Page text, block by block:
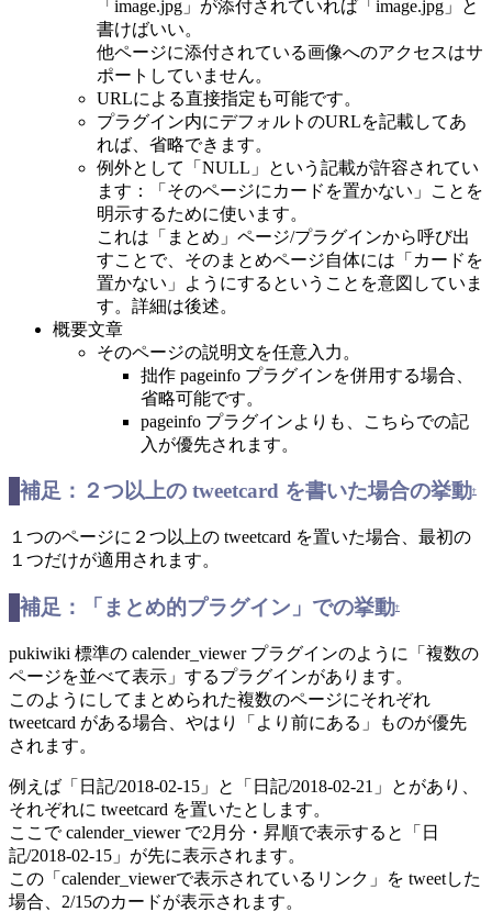
「image.jpg」が添付されていれば「image.jpg」と
書けばいい。
他ページに添付されている画像へのアクセスはサ
ポートしていません。
URLによる直接指定も可能です。
プラグイン内にデフォルトのURLを記載してあ
れば、省略できます。
例外として「NULL」という記載が許容されてい
ます：「そのページにカードを置かない」ことを
明示するために使います。
これは「まとめ」ページ/プラグインから呼び出
すことで、そのまとめページ自体には「カードを
置かない」ようにするということを意図していま
す。詳細は後述。
概要文章
そのページの説明文を任意入力。
拙作 pageinfo プラグインを併用する場合、
省略可能です。
pageinfo プラグインよりも、こちらでの記
入が優先されます。
補足：２つ以上の tweetcard を書いた場合の挙動†
１つのページに２つ以上の tweetcard を置いた場合、最初の
１つだけが適用されます。
補足：「まとめ的プラグイン」での挙動†
pukiwiki 標準の calender_viewer プラグインのように「複数の
ページを並べて表示」するプラグインがあります。
このようにしてまとめられた複数のページにそれぞれ
tweetcard がある場合、やはり「より前にある」ものが優先
されます。
例えば「日記/2018-02-15」と「日記/2018-02-21」とがあり、
それぞれに tweetcard を置いたとします。
ここで calender_viewer で2月分・昇順で表示すると「日
記/2018-02-15」が先に表示されます。
この「calender_viewerで表示されているリンク」を tweetした
場合、2/15のカードが表示されます。